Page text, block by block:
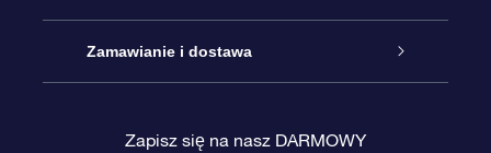
Blog
Pakiet Podarunkowy OSR
Rejestr Gwiazd
Zamawianie i dostawa
Zapisz się na nasz DARMOWY